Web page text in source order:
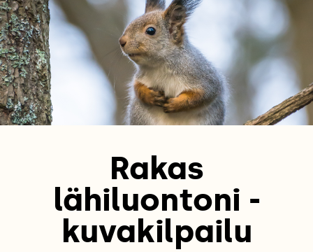
Rakas
lähiluontoni -
kuvakilpailu